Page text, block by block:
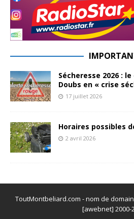
Sécheresse 2026 :
Doubs en « crise
17 juillet 2026
Horaires possibles
2 avril 2026
ToutMontbeliard.com - nom de
[awebnet] 2000-